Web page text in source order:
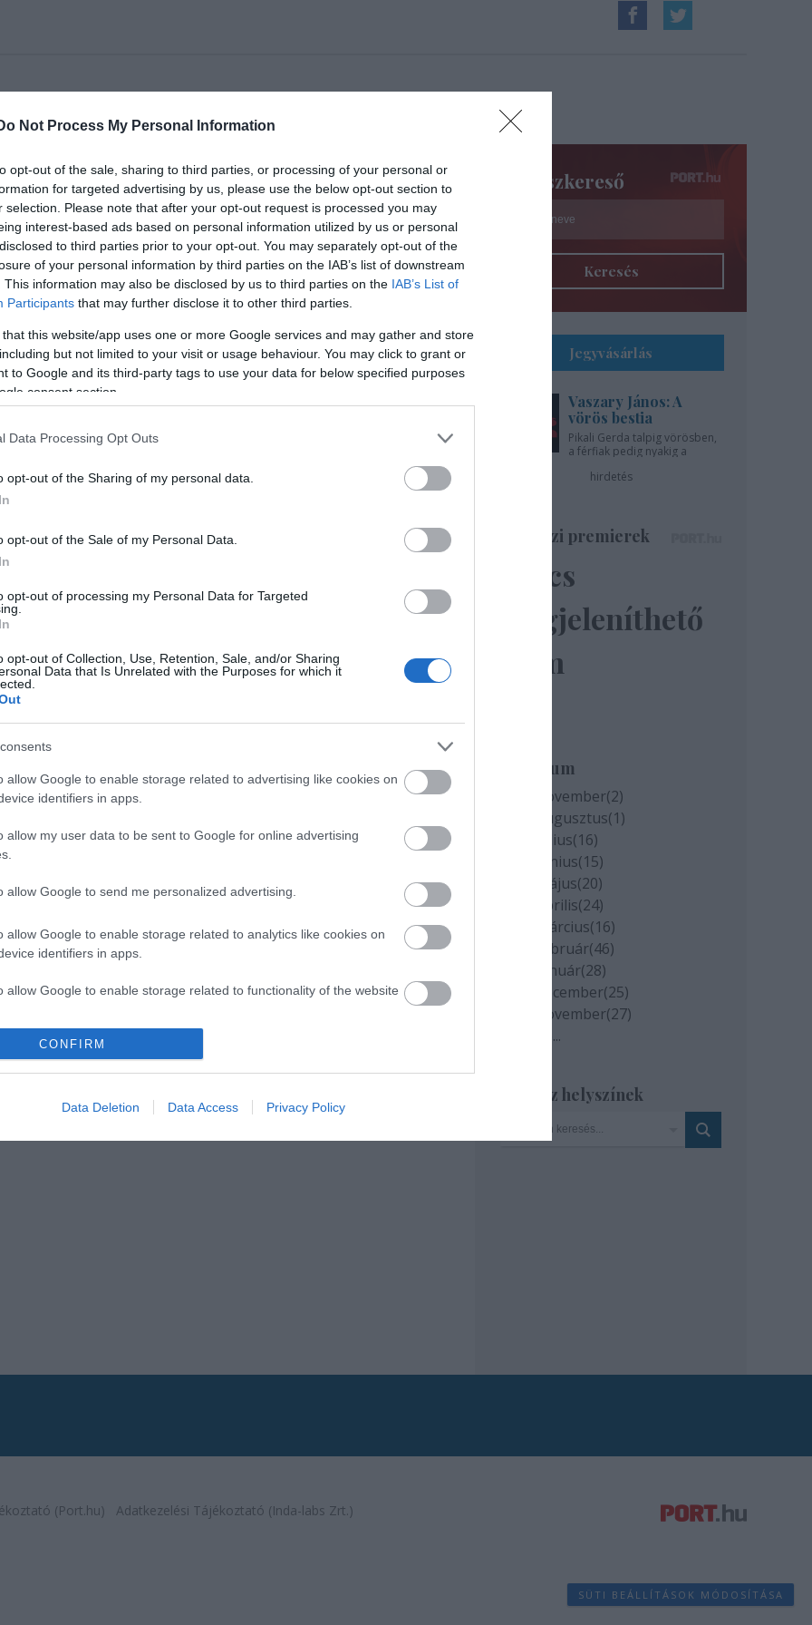
Not Process My Personal Information
opt-out of the sale, sharing to third parties, or processing of your personal or
for targeted advertising by us, please use the below opt-out section to
selection. Please note that after your opt-out request is processed you may
interest-based ads based on personal information utilized by us or personal
to third parties prior to your opt-out. You may separately opt-out of the
of your personal information by third parties on the IAB’s list of downstream
This information may also be disclosed by us to third parties on the IAB’s List of
Participants that may further disclose it to other third parties.
that this website/app uses one or more Google services and may gather and store
but not limited to your visit or usage behaviour. You may click to grant or
to Google and its third-party tags to use your data for below specified purposes
consent section.
Data Processing Opt Outs
opt-out of the Sharing of my personal data.
opt-out of the Sale of my Personal Data.
opt-out of processing my Personal Data for Targeted
opt-out of Collection, Use, Retention, Sale, and/or Sharing
Data that Is Unrelated with the Purposes for which it
allow Google to enable storage related to advertising like cookies on
identifiers in apps.
allow my user data to be sent to Google for online advertising
allow Google to send me personalized advertising.
allow Google to enable storage related to analytics like cookies on
identifiers in apps.
allow Google to enable storage related to functionality of the website
allow Google to enable storage related to personalization.
functionality and fraud prevention, and other user protection.
CONFIRM
Data Deletion Data Access Privacy Policy
Petőfi Színház
fesztiválja
bemutatóval készül a
tartalomnak minősülnek, értük aszolgáltatás technikaiüzemeltetője semmilyen
a blog szerkesztőjéhez. Részletek a
Színészkereső
Keresés
Jegyvásárlás
Vaszary János: A
vörös bestia
Pikali Gerda talpig vörösben,
a férfiak pedig nyakig a
hirdetés
Színházi premierek
Nincs
megjeleníthető
elem
Archívum
2020 november(2)
2020 augusztus(1)
2020 július(16)
2020 június(15)
2020 május(20)
2020 április(24)
2020 március(16)
2020 február(46)
2020 január(28)
2019 december(25)
2019 november(27)
...
Szinház helyszínek
(Port.hu) Adatkezelési Tájékoztató (Inda-labs Zrt.)
SÜTI BEÁLLÍTÁSOK MÓDOSÍTÁSA